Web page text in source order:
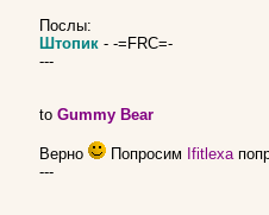
Послы:
Штопик - -=FRC=-
---
to Gummy Bear
Верно Попросим Ifitlexa
---